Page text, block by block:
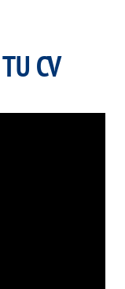
CV